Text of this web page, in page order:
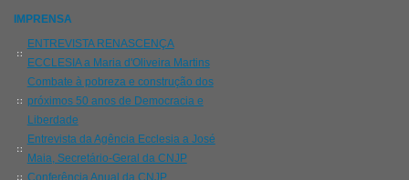
IMPRENSA
ENTREVISTA RENASCENÇA
ECCLESIA a Maria d'Oliveira Martins
Combate à pobreza e construção dos
próximos 50 anos de Democracia e
Liberdade
Entrevista da Agência Ecclesia a José
Maia, Secretário-Geral da CNJP
Conferência Anual da CNJP